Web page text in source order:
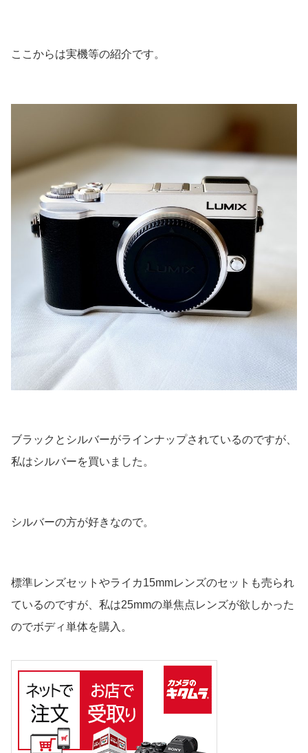
ここからは実機等の紹介です。
ブラックとシルバーがラインナップされているのですが、
私はシルバーを買いました。
シルバーの方が好きなので。
標準レンズセットやライカ15mmレンズのセットも売られ
ているのですが、私は25mmの単焦点レンズが欲しかった
のでボディ単体を購入。